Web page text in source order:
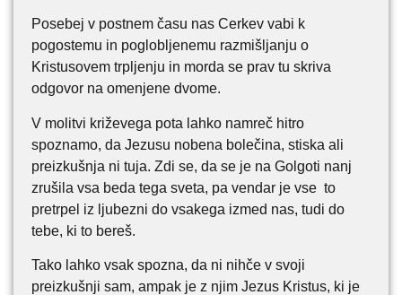
Posebej v postnem času nas Cerkev vabi k
pogostemu in poglobljenemu razmišljanju o
Kristusovem trpljenju in morda se prav tu skriva
odgovor na omenjene dvome.
V molitvi križevega pota lahko namreč hitro
spoznamo, da Jezusu nobena bolečina, stiska ali
preizkušnja ni tuja. Zdi se, da se je na Golgoti nanj
zrušila vsa beda tega sveta, pa vendar je vse to
pretrpel iz ljubezni do vsakega izmed nas, tudi do
tebe, ki to bereš.
Tako lahko vsak spozna, da ni nihče v svoji
preizkušnji sam, ampak je z njim Jezus Kristus, ki je